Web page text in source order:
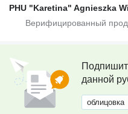
PHU "Karetina" Agnieszka
данной
облицовка